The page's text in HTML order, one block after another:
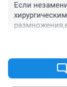
Если